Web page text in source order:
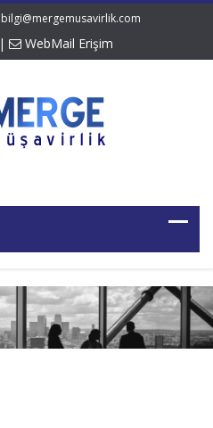
bilgi@mergemusavirlik.com
| WebMail Erişim